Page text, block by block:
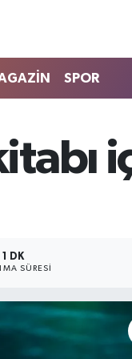
SPOR
1 DK
SÜRESI